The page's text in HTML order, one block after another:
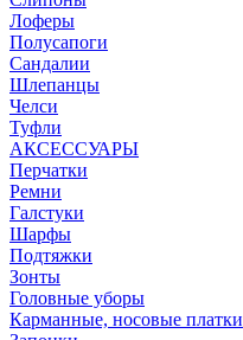
Лоферы
Полусапоги
Сандалии
Шлепанцы
Челси
Туфли
АКСЕССУАРЫ
Перчатки
Ремни
Галстуки
Шарфы
Подтяжки
Зонты
Головные уборы
Карманные, носовые платки